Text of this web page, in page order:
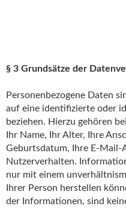
§ 3 Grundsätze der
Personenbezogene Daten
auf eine identifizierte oder
beziehen. Hierzu gehören
Ihr Name, Ihr Alter, Ihre
Geburtsdatum, Ihre E-Mail-
Nutzerverhalten.
nur mit einem
Ihrer Person herstellen
der Informationen, sind